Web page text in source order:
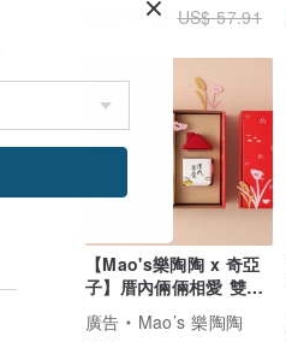
US$ 47.35
US$ 57.91
【Mao's樂陶陶 x 奇亞
子】厝內倆倆相愛 雙碗
小屋禮盒組
廣告
Mao’s 樂陶陶